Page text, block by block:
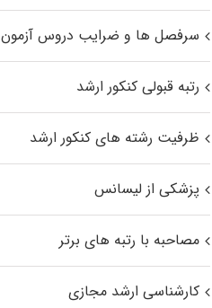
سرفصل ها و ضرایب دروس آزمون
رتبه قبولی کنکور ارشد
ظرفیت رشته های کنکور ارشد
پزشکی از لیسانس
مصاحبه با رتبه های برتر
کارشناسی ارشد مجازی